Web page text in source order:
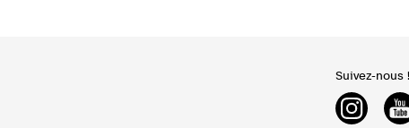
Suivez-nous !